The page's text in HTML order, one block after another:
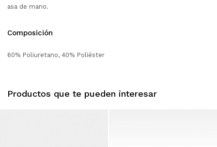
asa de mano.
Composición
60% Poliuretano, 40% Poliéster
Productos que te pueden interesar